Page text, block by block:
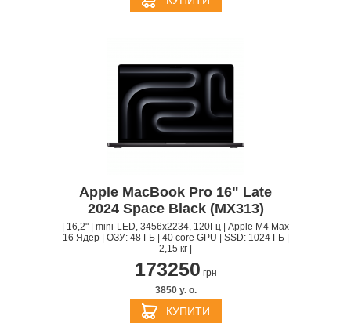
Apple MacBook Pro 16" Late
2024 Space Black (MX313)
| 16,2" | mini-LED, 3456x2234, 120Гц | Apple M4 Max
16 Ядер | ОЗУ: 48 ГБ | 40 core GPU | SSD: 1024 ГБ |
2,15 кг |
173250 грн
3850 y. о.
КУПИТИ